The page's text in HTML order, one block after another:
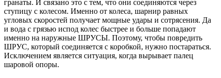
гранаты. И связано это с тем, что они соединяются через
ступицу с колесом. Именно от колеса, шарнир равных
угловых скоростей получает мощные удары и сотрясения. Да
и вода с грязью испод колес быстрее и больше попадают
именно на наружные ШРУСЫ. Поэтому, чтобы повредить
ШРУС, который соединяется с коробкой, нужно постараться.
Исключением является ситуация, когда вырывает палец
шаровой опоры.